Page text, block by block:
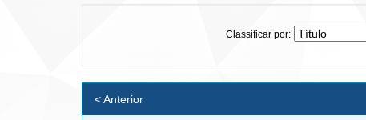
Classificar por:
< Anterior